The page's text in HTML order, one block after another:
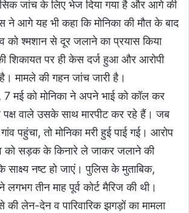
जांच के लिए भेज दिया गया है और आगे की
ने आगे यह भी कहा कि मोनिका की मौत के बाद
को श्मशान से दूर जलाने का प्रयास किया
शिकायत पर ही केस दर्ज हुआ और आरोपी
मामले की गहन जांच जारी है।
मई को मोनिका ने अपने भाई को कॉल कर
वाले उसके साथ मारपीट कर रहे हैं। जब
पहुंचा, तो मोनिका मरी हुई पाई गई। आरोप
को सड़क के किनारे ले जाकर जलाने की
साक्ष्य नष्ट हो जाएं। पुलिस के मुताबिक,
तीन माह पूर्व कोर्ट मैरिज की थी।
की लेन-देन व पारिवारिक झगड़ों का मामला